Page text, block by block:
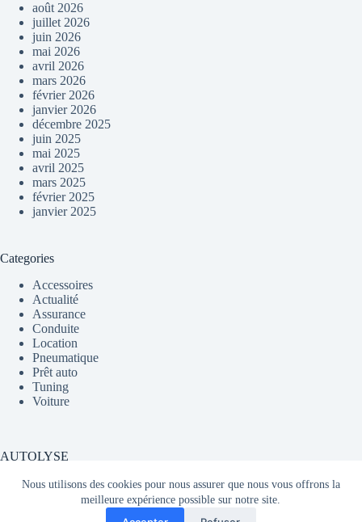
Nous utilisons des cookies pour nous assurer que nous vous offrons la
meilleure expérience possible sur notre site.
août 2026
juillet 2026
juin 2026
mai 2026
avril 2026
mars 2026
février 2026
janvier 2026
décembre 2025
juin 2025
mai 2025
avril 2025
mars 2025
février 2025
janvier 2025
Categories
Accessoires
Actualité
Assurance
Conduite
Location
Pneumatique
Prêt auto
Tuning
Voiture
AUTOLYSE
Média partageant du contenu sur l'actualité automobile en